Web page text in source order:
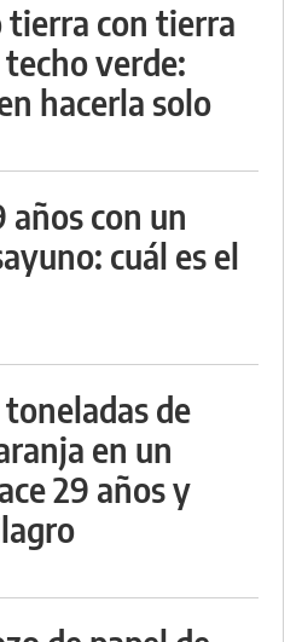
tierra con tierra
verde:
hacerla solo
años con un
cuál es el
de
en un
29 años y